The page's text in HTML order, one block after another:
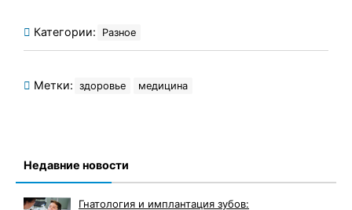
Категории: Разное
Метки: здоровье медицина
Недавние новости
Гнатология и имплантация зубов: